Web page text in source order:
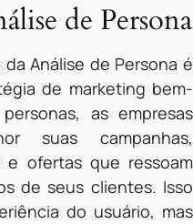
de Persona
Análise de Persona é
de marketing bem-
as empresas
suas campanhas,
e ofertas que ressoam
de seus clientes. Isso
do usuário, mas